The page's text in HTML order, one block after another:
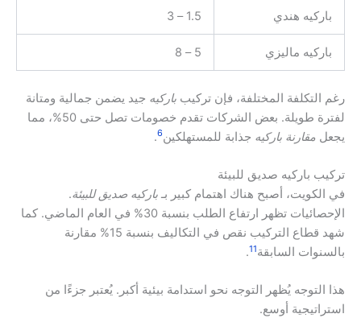
باركيه هندي 1.5 – 3
باركيه ماليزي 5 – 8
رغم التكلفة المختلفة، فإن تركيب باركيه جيد يضمن جمالية ومتانة
لفترة طويلة. بعض الشركات تقدم خصومات تصل حتى 50%، مما
يجعل مقارنة باركيه جذابة للمستهلكين6
.
تركيب باركيه صديق للبيئة
في الكويت، أصبح هناك اهتمام كبير بـ باركيه صديق للبيئة.
الإحصائيات تظهر ارتفاع الطلب بنسبة 30% في العام الماضي. كما
شهد قطاع التركيب نقص في التكاليف بنسبة 15% مقارنة
بالسنوات السابقة11
.
هذا التوجه يُظهر التوجه نحو استدامة بيئية أكبر. يُعتبر جزءًا من
استراتيجية أوسع.